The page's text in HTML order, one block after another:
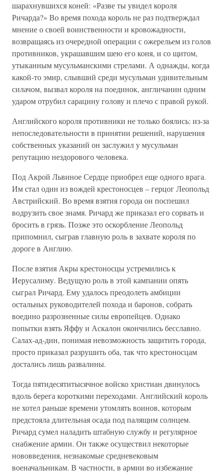
шарахнувшихся коней: «Разве ты увидел короля
Ричарда?» Во время похода король не раз подтверждал
мнение о своей воинственности и кровожадности,
возвращаясь из очередной операции с ожерельем из голов
противников, украшавшим шею его коня, и со щитом,
утыканным мусульманскими стрелами. А однажды, когда
какой-то эмир, слывший среди мусульман удивительным
силачом, вызвал короля на поединок, англичанин одним
ударом отрубил сарацину голову и плечо с правой рукой.
Английского короля противники не только боялись: из-за
непоследовательности в принятии решений, нарушения
собственных указаний он заслужил у мусульман
репутацию нездорового человека.
Под Акрой Львиное Сердце приобрел еще одного врага.
Им стал один из вождей крестоносцев – герцог Леопольд
Австрийский. Во время взятия города он поспешил
водрузить свое знамя. Ричард же приказал его сорвать и
бросить в грязь. Позже это оскорбление Леопольд
припомнил, сыграв главную роль в захвате короля по
дороге в Англию.
После взятия Акры крестоносцы устремились к
Иерусалиму. Ведущую роль в этой кампании опять
сыграл Ричард. Ему удалось преодолеть амбиции
остальных руководителей похода и баронов, собрать
воедино разрозненные силы европейцев. Однако
попытки взять Яффу и Аскалон окончились бесславно.
Салах-ад-дин, понимая невозможность защитить города,
просто приказал разрушить оба, так что крестоносцам
достались лишь развалины.
Тогда пятидесятитысячное войско христиан двинулось
вдоль берега короткими переходами. Английский король
не хотел раньше времени утомлять воинов, которым
предстояла длительная осада под палящим солнцем.
Ричард сумел наладить штабную службу и регулярное
снабжение армии. Он также осуществил некоторые
нововведения, незнакомые средневековым
военачальникам. В частности, в армии во избежание